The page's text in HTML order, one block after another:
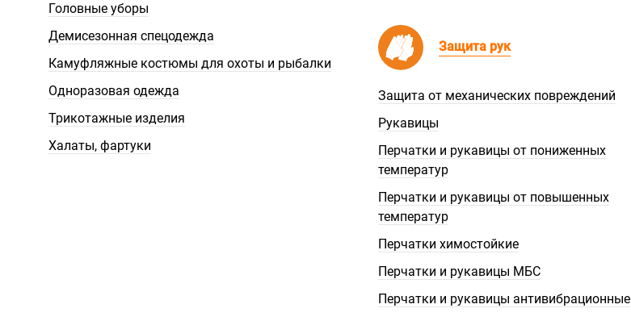
Головные уборы
Демисезонная спецодежда
Камуфляжные костюмы для охоты и рыбалки
Одноразовая одежда
Трикотажные изделия
Халаты, фартуки
Защита рук
Защита от механических повреждений
Рукавицы
Перчатки и рукавицы от пониженных
температур
Перчатки и рукавицы от повышенных
температур
Перчатки химостойкие
Перчатки и рукавицы МБС
Перчатки и рукавицы антивибрационные